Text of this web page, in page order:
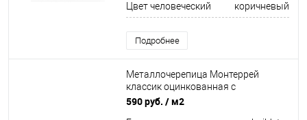
Цвет человеческий коричневый
Подробнее
Металлочерепица Монтеррей
классик оцинкованная с
полимерным покрытием
590 руб. / м2